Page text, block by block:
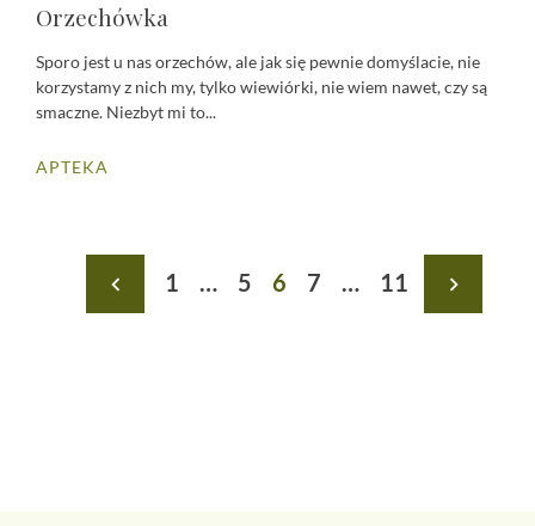
Orzechówka
Sporo jest u nas orzechów, ale jak się pewnie domyślacie, nie
korzystamy z nich my, tylko wiewiórki, nie wiem nawet, czy są
smaczne. Niezbyt mi to...
APTEKA
navigate_before 1 … 5 6 7 … 11 navigate_next